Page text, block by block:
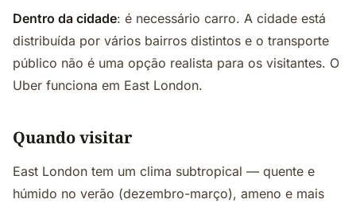
Dentro da cidade: é necessário carro. A cidade está
distribuída por vários bairros distintos e o transporte
público não é uma opção realista para os visitantes. O
Uber funciona em East London.
Quando visitar
East London tem um clima subtropical — quente e
húmido no verão (dezembro-março), ameno e mais